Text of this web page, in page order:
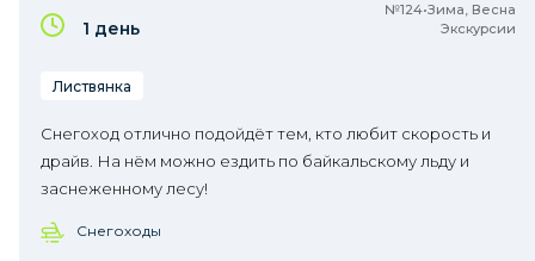
№124•Зима, Весна
Экскурсии
1 день
Листвянка
Снегоход отлично подойдёт тем, кто любит скорость и
драйв. На нём можно ездить по байкальскому льду и
заснеженному лесу!
Снегоходы